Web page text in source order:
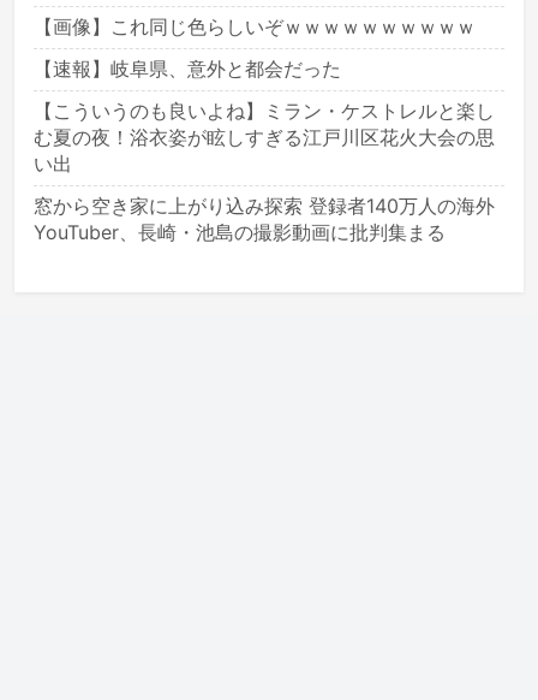
【画像】これ同じ色らしいぞｗｗｗｗｗｗｗｗｗｗ
【速報】岐阜県、意外と都会だった
【こういうのも良いよね】ミラン・ケストレルと楽し
む夏の夜！浴衣姿が眩しすぎる江戸川区花火大会の思
い出
窓から空き家に上がり込み探索 登録者140万人の海外
YouTuber、長崎・池島の撮影動画に批判集まる